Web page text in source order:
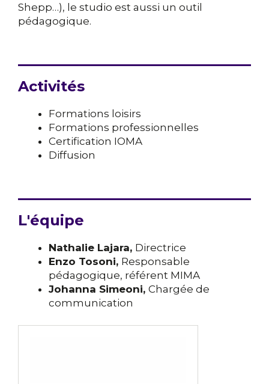
Shepp…), le studio est aussi un outil
pédagogique.
Activités
Formations loisirs
Formations professionnelles
Certification IOMA
Diffusion
L'équipe
Nathalie Lajara, Directrice
Enzo Tosoni, Responsable
pédagogique, référent MIMA
Johanna Simeoni, Chargée de
communication